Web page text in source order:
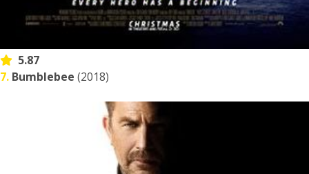
5.87
7. Bumblebee (2018)